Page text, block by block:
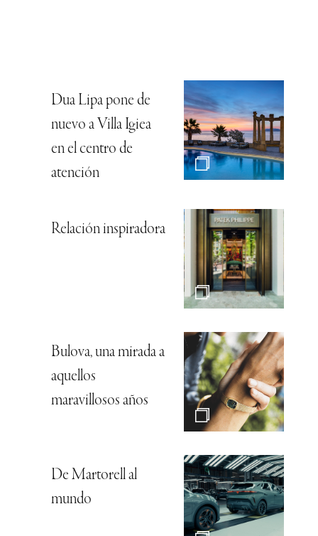
Dua Lipa pone de
nuevo a Villa Igiea
en el centro de
atención
Relación inspiradora
Bulova, una mirada a
aquellos
maravillosos años
De Martorell al
mundo